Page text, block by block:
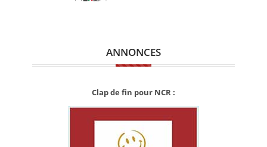
ANNONCES
Clap de fin pour NCR :